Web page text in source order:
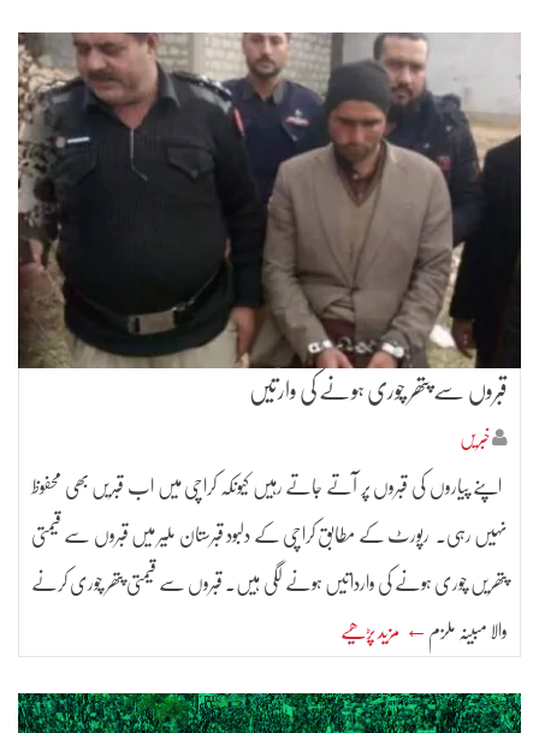
قبروں سے پتھر چوری ہونے کی وارتیں
خبریں
اپنے پیاروں کی قبروں پر آتے جاتے رہیں کیونکہ کراچی میں اب قبریں بھی محفوظ
نہیں رہی۔ رپورٹ کے مطابق کراچی کے دلبود قبرستان ملیر میں قبروں سے قیمتی
پتھریں چوری ہونے کی وارداتیں ہونے لگی ہیں۔ قبروں سے قیمتی پتھر چوری کرنے
والا مبینہ ملزم ← مزید پڑھیے